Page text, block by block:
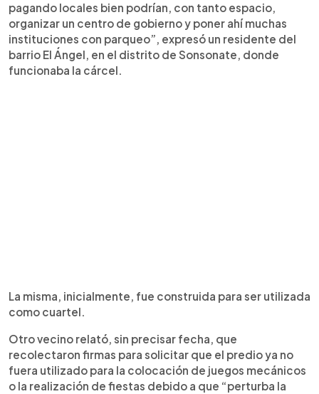
pagando locales bien podrían, con tanto espacio,
organizar un centro de gobierno y poner ahí muchas
instituciones con parqueo”, expresó un residente del
barrio El Ángel, en el distrito de Sonsonate, donde
funcionaba la cárcel.
La misma, inicialmente, fue construida para ser utilizada
como cuartel.
Otro vecino relató, sin precisar fecha, que
recolectaron firmas para solicitar que el predio ya no
fuera utilizado para la colocación de juegos mecánicos
o la realización de fiestas debido a que “perturba la